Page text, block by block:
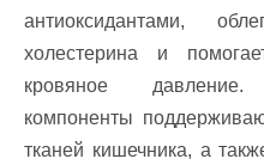
антиоксидантами,
холестерина и
кровяное давление.
компоненты
тканей кишечника, а